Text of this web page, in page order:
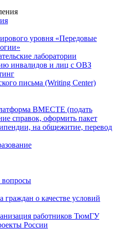
уровня «Передовые
лаборатории
инвалидов и лиц с ОВЗ
письма (Writing Center)
ВМЕСТЕ (подать
справок, оформить пакет
на общежитие, перевод
вопросы
граждан о качестве условий
работников ТюмГУ
России